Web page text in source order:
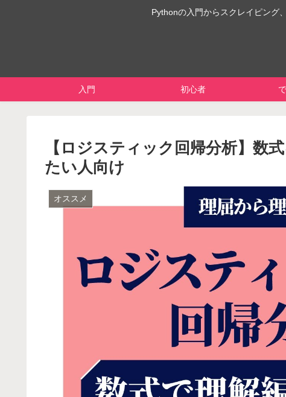
Pythonの入門からスクレイピング
入門 初心者
【ロジスティック回帰分析】数
たい人向け
オススメ